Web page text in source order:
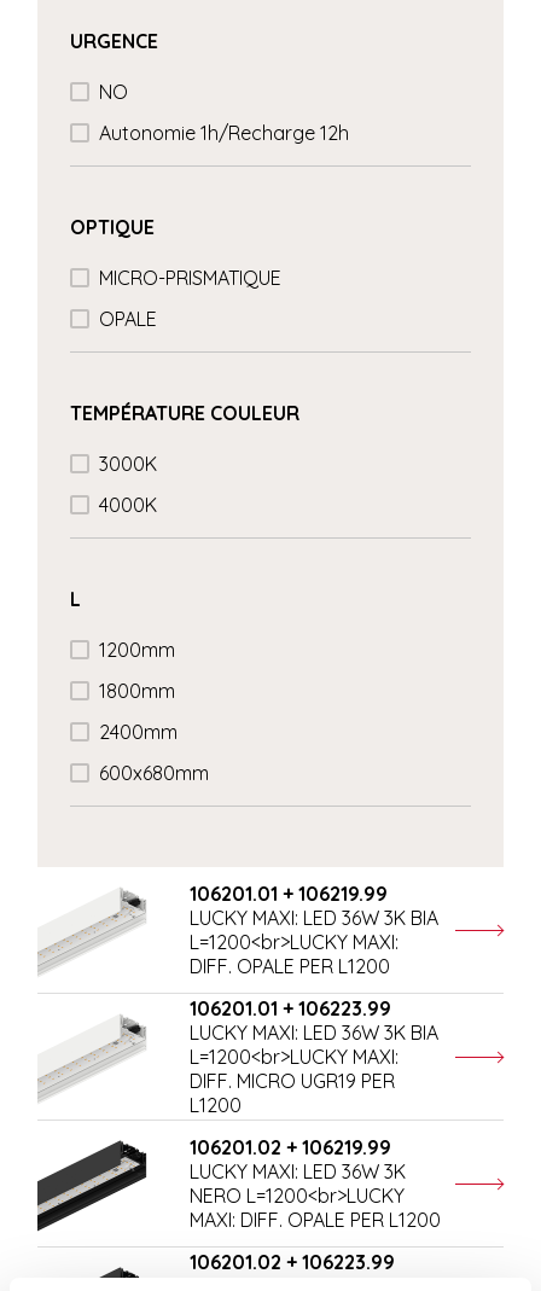
URGENCE
NO
Autonomie 1h/Recharge 12h
OPTIQUE
MICRO-PRISMATIQUE
OPALE
TEMPÉRATURE COULEUR
3000K
4000K
L
1200mm
1800mm
2400mm
600x680mm
106201.01 + 106219.99
LUCKY MAXI: LED 36W 3K BIA
L=1200<br>LUCKY MAXI:
DIFF. OPALE PER L1200
106201.01 + 106223.99
LUCKY MAXI: LED 36W 3K BIA
L=1200<br>LUCKY MAXI:
DIFF. MICRO UGR19 PER
L1200
106201.02 + 106219.99
LUCKY MAXI: LED 36W 3K
NERO L=1200<br>LUCKY
MAXI: DIFF. OPALE PER L1200
106201.02 + 106223.99